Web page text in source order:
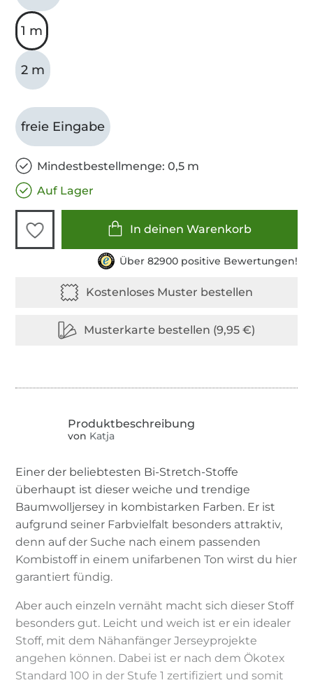
1 m
2 m
freie Eingabe
Mindestbestellmenge: 0,5 m
Auf Lager
In deinen Warenkorb
Über 82900 positive Bewertungen!
von Katja
Einer der beliebtesten Bi-Stretch-Stoffe
überhaupt ist dieser weiche und trendige
Baumwolljersey in kombistarken Farben. Er ist
aufgrund seiner Farbvielfalt besonders attraktiv,
denn auf der Suche nach einem passenden
Kombistoff in einem unifarbenen Ton wirst du hier
garantiert fündig.
Aber auch einzeln vernäht macht sich dieser Stoff
besonders gut. Leicht und weich ist er ein idealer
Stoff, mit dem Nähanfänger Jerseyprojekte
angehen können. Dabei ist er nach dem Ökotex
Standard 100 in der Stufe 1 zertifiziert und somit